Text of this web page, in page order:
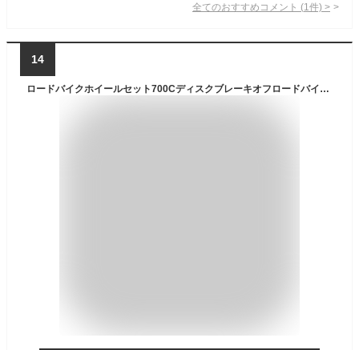
全てのおすすめコメント (1 件) >
14
ロードバイクホイールセット700CディスクブレーキオフロードバイクホイールV / Cブレーキウルトラライトリム30mm（ブラックブルー）